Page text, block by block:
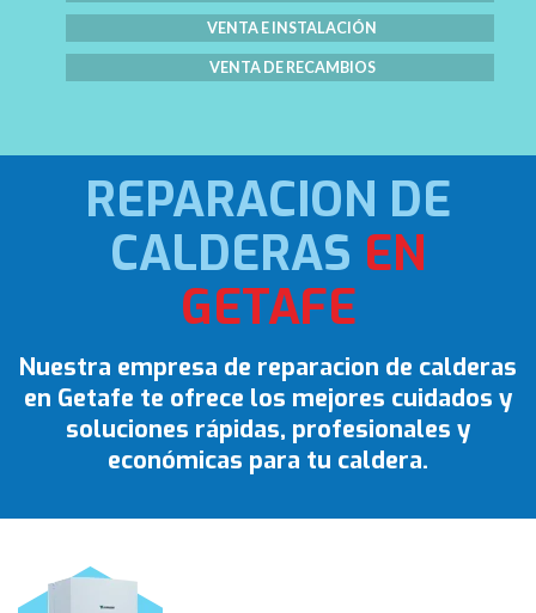
VENTA E INSTALACIÓN
VENTA DE RECAMBIOS
REPARACION DE
CALDERAS EN
GETAFE
Nuestra empresa de reparacion de calderas
en Getafe te ofrece los mejores cuidados y
soluciones rápidas, profesionales y
económicas para tu caldera.